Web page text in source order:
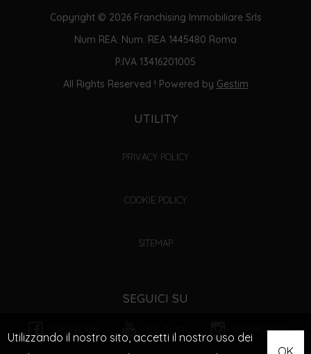
Copyright © 2026 Franchising Immobiliare Srls
Num REA: Num. REA 1445480 Roma
P.IVA 13416201005
All Rights Reserved ! Powered by Gestim
UTILITY
PRIVACY POLICY
COOKIE POLICY
SITEMAP
SEGUICI SU
FACEBOOK YOUTUBE INSTAGRAM
Utilizzando il nostro sito, accetti il nostro uso dei
OK